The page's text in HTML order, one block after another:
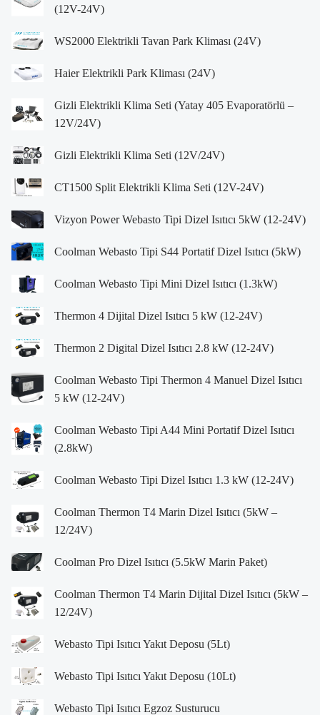
(12V-24V)
WS2000 Elektrikli Tavan Park Kliması (24V)
Haier Elektrikli Park Kliması (24V)
Gizli Elektrikli Klima Seti (Yatay 405 Evaporatörlü –
12V/24V)
Gizli Elektrikli Klima Seti (12V/24V)
CT1500 Split Elektrikli Klima Seti (12V-24V)
Vizyon Power Webasto Tipi Dizel Isıtıcı 5kW (12-24V)
Coolman Webasto Tipi S44 Portatif Dizel Isıtıcı (5kW)
Coolman Webasto Tipi Mini Dizel Isıtıcı (1.3kW)
Thermon 4 Dijital Dizel Isıtıcı 5 kW (12-24V)
Thermon 2 Digital Dizel Isıtıcı 2.8 kW (12-24V)
Coolman Webasto Tipi Thermon 4 Manuel Dizel Isıtıcı
5 kW (12-24V)
Coolman Webasto Tipi A44 Mini Portatif Dizel Isıtıcı
(2.8kW)
Coolman Webasto Tipi Dizel Isıtıcı 1.3 kW (12-24V)
Coolman Thermon T4 Marin Dizel Isıtıcı (5kW –
12/24V)
Coolman Pro Dizel Isıtıcı (5.5kW Marin Paket)
Coolman Thermon T4 Marin Dijital Dizel Isıtıcı (5kW –
12/24V)
Webasto Tipi Isıtıcı Yakıt Deposu (5Lt)
Webasto Tipi Isıtıcı Yakıt Deposu (10Lt)
Webasto Tipi Isıtıcı Egzoz Susturucu